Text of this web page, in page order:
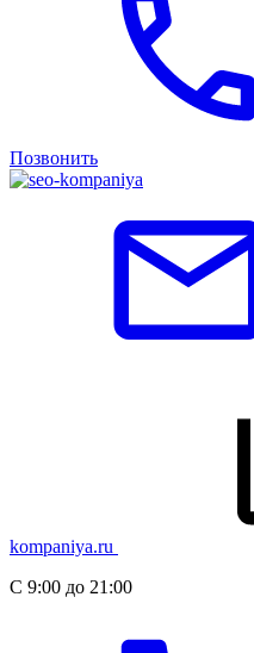
Позвонить
kompaniya.ru
С 9:00 до 21:00